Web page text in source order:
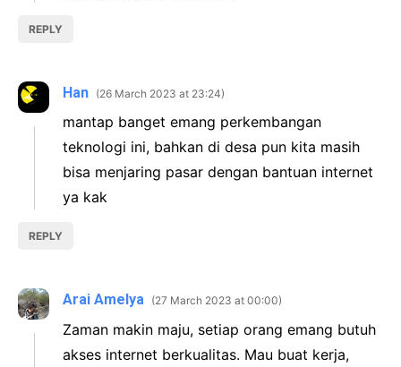
REPLY
Han 26 March 2023 at 23:24
mantap banget emang perkembangan
teknologi ini, bahkan di desa pun kita masih
bisa menjaring pasar dengan bantuan internet
ya kak
REPLY
Arai Amelya 27 March 2023 at 00:00
Zaman makin maju, setiap orang emang butuh
akses internet berkualitas. Mau buat kerja,